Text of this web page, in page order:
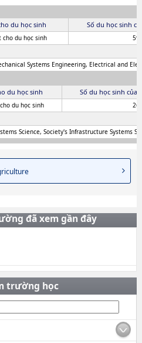
du học sinh Số du học sinh
cho du học sinh
Systems Engineering, Electrical and
du học sinh Số du học sinh của
du học sinh
Science, Society's Infrastructure Systems
đã xem gần đây
trường học